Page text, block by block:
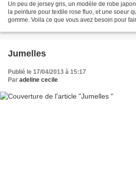
Un peu de jersey gris, un modèle de robe
la peinture pour textile rose fluo, et une soeur
gomme. Voila ce que vous avez besoin pour
Jumelles
Publié le 17/04/2013 à 15:17
Par adeline cecile